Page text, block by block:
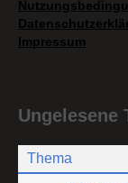
Impressum
Ungelesene
Thema